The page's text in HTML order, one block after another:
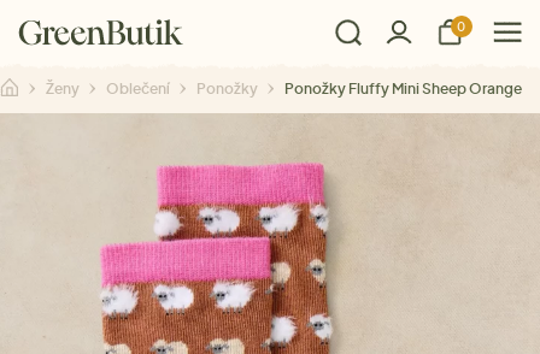
0
Ženy Oblečení Ponožky Ponožky Fluffy Mini Sheep Orange